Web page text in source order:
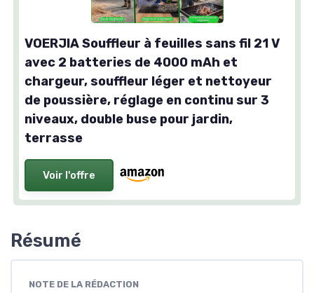
VOERJIA Souffleur à feuilles sans fil 21 V
avec 2 batteries de 4000 mAh et
chargeur, souffleur léger et nettoyeur
de poussière, réglage en continu sur 3
niveaux, double buse pour jardin,
terrasse
Voir l'offre
Résumé
NOTE DE LA RÉDACTION